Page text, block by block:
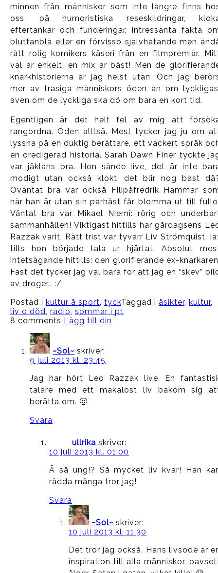
minnen från människor som inte längre finns
oss, på humoristiska reseskildringar,
eftertankar och funderingar, intressanta fakta
bluttanblä eller en förvisso självhatande men
rätt rolig komikers kåseri från en filmpremiär.
val är enkelt: en mix är bäst! Men de
knarkhistorierna är jag helst utan. Och jag
mer av trasiga människors öden än om
även om de lyckliga ska dö om bara en kort tid.
Egentligen är det helt fel av mig att
rangordna. Öden alltså. Mest tycker jag ju om
lyssna på en duktig berättare, ett vackert språk
en oredigerad historia. Sarah Dawn Finer tyckte
var jäklans bra. Hon sände live, det är inte
modigt utan också klokt; det blir nog bäst
Oväntat bra var också Filipåfredrik Hammar
när han är utan sin parhäst får blomma ut till
Väntat bra var Mikael Niemi: rörig och
sammanhållen! Viktigast hittills har gårdagsens
Razzak varit. Rätt trist var tyvärr Liv Strömquist.
tills hon började tala ur hjärtat. Absolut
intetsägande hittills: den glorifierande ex-
Fast det tycker jag väl bara för att jag en “skev”
av droger… :/
Postad i kultur å sport, tyckTaggad i åsikter, kultur,
liv o död, radio, sommar i p1
8 comments Lägg till din
~Sol~ skriver:
9 juli 2013 kl. 23:45
Jag har hört Leo Razzak live. En
talare med ett makalöst liv bakom sig
berätta om. 🙂
Svara
ullrika skriver:
10 juli 2013 kl. 01:00
Å så ung!? Så mycket liv kvar! Han
rädda många tror jag!
Svara
~Sol~ skriver:
10 juli 2013 kl. 11:30
Det tror jag också. Hans livsöde är
inspiration till alla människor,